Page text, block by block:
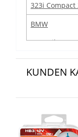
323i Compact
BMW
3er Reihe
3er Reihe
330Cd (E46),
BMW
3er Reihe
3er Reihe
KUNDEN